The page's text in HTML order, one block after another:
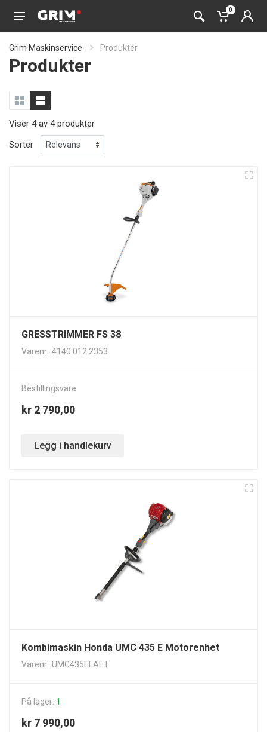
0
Grim Maskinservice Produkter
Produkter
Viser 4 av 4 produkter
Sorter
GRESSTRIMMER FS 38
Varenr.: 4140 012 2353
Bestillingsvare
kr 2 790,00
Legg i handlekurv
Kombimaskin Honda UMC 435 E Motorenhet
Varenr.: UMC435ELAET
På lager: 1
kr 7 990,00